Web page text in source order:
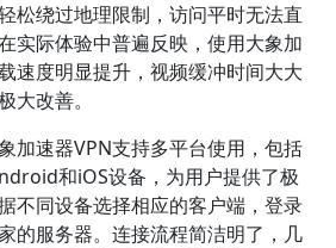
松绕过地理限制，访问平时无法直
实际体验中普遍反映，使用大象加
速度明显提升，视频缓冲时间大大
大改善。
加速器VPN支持多平台使用，包括
和iOS设备，为用户提供了极
不同设备选择相应的客户端，登录
的服务器。连接流程简洁明了，几